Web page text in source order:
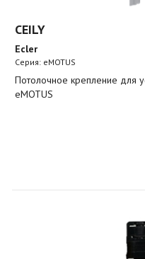
CEILY
Ecler
Серия: eMOTUS
Потолочное крепление для
eMOTUS